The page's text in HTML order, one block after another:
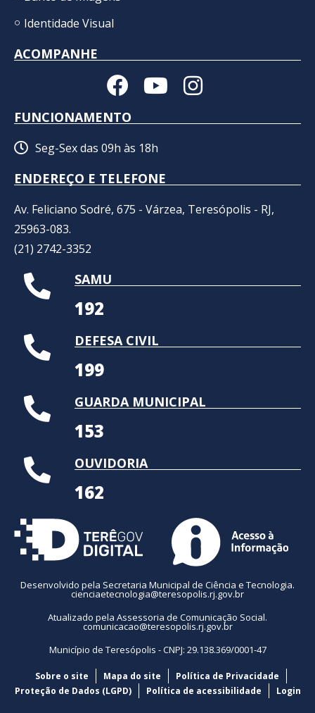
Identidade Visual
ACOMPANHE
FUNCIONAMENTO
Seg-Sex das 09h às 18h
ENDEREÇO E TELEFONE
Av. Feliciano Sodré, 675 - Várzea, Teresópolis - RJ,
25963-083.
(21) 2742-3352​
SAMU
192
DEFESA CIVIL
199
GUARDA MUNICIPAL
153
OUVIDORIA
162
Desenvolvido pela Secretaria Municipal de Ciência e Tecnologia.
cienciaetecnologia@teresopolis.rj.gov.br
Atualizado pela Assessoria de Comunicação Social.
comunicacao@teresopolis.rj.gov.br
Município de Teresópolis - CNPJ: 29.138.369/0001-47
Sobre o site Mapa do site
Política de Privacidade
Proteção de Dados (LGPD)
Política de acessibilidade Login